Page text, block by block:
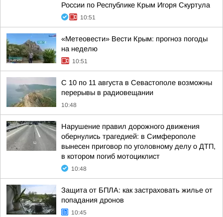
России по Республике Крым Игоря Скуртула
10:51
«Метеовести» Вести Крым: прогноз погоды
на неделю
10:51
С 10 по 11 августа в Севастополе возможны
перерывы в радиовещании
10:48
Нарушение правил дорожного движения
обернулись трагедией: в Симферополе
вынесен приговор по уголовному делу о ДТП,
в котором погиб мотоциклист
10:48
Защита от БПЛА: как застраховать жилье от
попадания дронов
10:45